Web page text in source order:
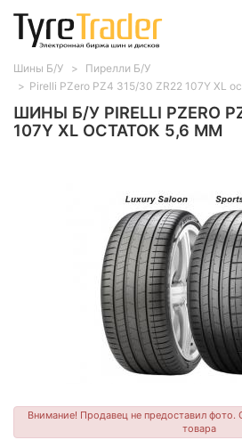
ШИНЫ Б/У PIRELLI PZERO
107Y XL ОСТАТОК 5,6 ММ
Внимание! Продавец не предоставил фото.
товара
Шины Б/У
Пирелли Б/У
Pirelli PZero PZ4 315/30 ZR22 107Y XL